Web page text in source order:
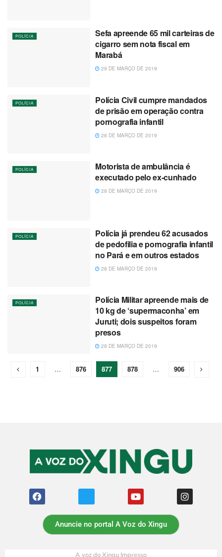
POLÍCIA
Sefa apreende 65 mil carteiras de
cigarro sem nota fiscal em
Marabá
29 DE MARÇO DE 2019
POLÍCIA
Polícia Civil cumpre mandados
de prisão em operação contra
pornografia infantil
28 DE MARÇO DE 2019
POLÍCIA
Motorista de ambulância é
executado pelo ex-cunhado
28 DE MARÇO DE 2019
POLÍCIA
Polícia já prendeu 62 acusados
de pedofilia e pornografia infantil
no Pará e em outros estados
28 DE MARÇO DE 2019
POLÍCIA
Polícia Militar apreende mais de
10 kg de ‘supermaconha’ em
Juruti; dois suspeitos foram
presos
28 DE MARÇO DE 2019
1 … 876 877 878 … 906
Anuncie no portal A Voz do Xingu
A voz do Xingu Impresso